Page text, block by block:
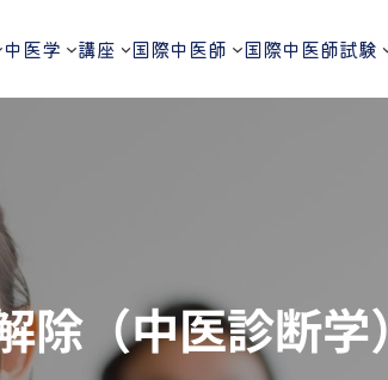
中医学 講座 国際中医師 国際中医師試験
除（中医診断学）